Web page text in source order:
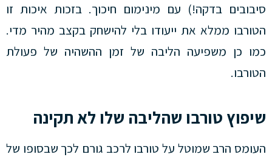
סיבובים בדקה!) עם מינימום חיכוך. בזכות איכות זו
הטורבו ממלא את ייעודו בלי להישחק בקצב מהיר מדי.
כמו כן משפיעה הליבה של זמן ההשהיה של פעולת
הטורבו.
שיפוץ טורבו שהליבה שלו לא תקינה
העומס הרב שמוטל על טורבו לרכב גורם לכך שבסופו של